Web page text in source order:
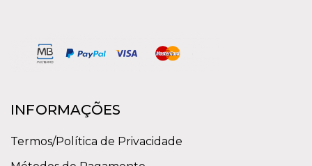
INFORMAÇÕES
Termos/Política de Privacidade